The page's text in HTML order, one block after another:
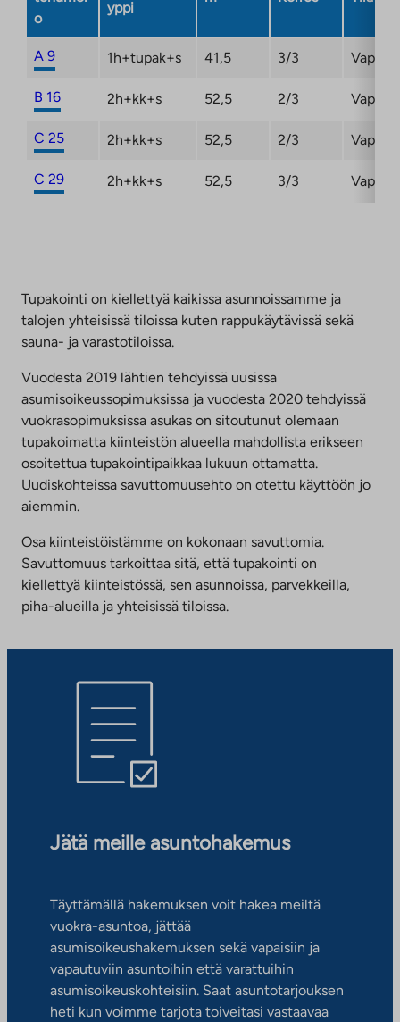
o
yppi
A 9 1h+tupak+s 41,5 3/3
B 16 2h+kk+s 52,5 2/3
C 25 2h+kk+s 52,5 2/3
C 29 2h+kk+s 52,5 3/3
Tupakointi on kiellettyä kaikissa asunnoissamme ja
talojen yhteisissä tiloissa kuten rappukäytävissä sekä
sauna- ja varastotiloissa.
Vuodesta 2019 lähtien tehdyissä uusissa
asumisoikeussopimuksissa ja vuodesta 2020 tehdyissä
vuokrasopimuksissa asukas on sitoutunut olemaan
tupakoimatta kiinteistön alueella mahdollista erikseen
osoitettua tupakointipaikkaa lukuun ottamatta.
Uudiskohteissa savuttomuusehto on otettu käyttöön jo
aiemmin.
Osa kiinteistöistämme on kokonaan savuttomia.
Savuttomuus tarkoittaa sitä, että tupakointi on
kiellettyä kiinteistössä, sen asunnoissa, parvekkeilla,
piha-alueilla ja yhteisissä tiloissa.
Jätä meille asuntohakemus
Täyttämällä hakemuksen voit hakea meiltä
vuokra-asuntoa, jättää
asumisoikeushakemuksen sekä vapaisiin ja
vapautuviin asuntoihin että varattuihin
asumisoikeuskohteisiin. Saat asuntotarjouksen
heti kun voimme tarjota toiveitasi vastaavaa